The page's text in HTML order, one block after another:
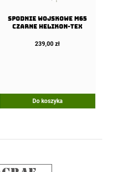
Spodnie wojskowe M65
Czarne Helikon-Tex
239,00 zł
Do koszyka